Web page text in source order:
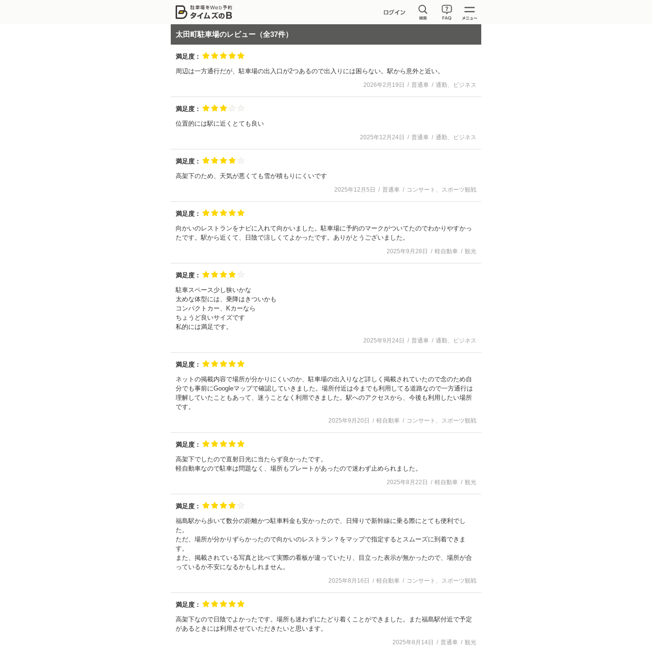
太田町駐車場のレビュー（全37件）
満足度：
周辺は一方通行だが、駐車場の出入口が2つあるので出入りには困らない。駅から意外と近い。
2026年2月19日 普通車 通勤、ビジネス
満足度：
位置的には駅に近くとても良い
2025年12月24日 普通車 通勤、ビジネス
満足度：
高架下のため、天気が悪くても雪が積もりにくいです
2025年12月5日 普通車 コンサート、スポーツ観戦
満足度：
向かいのレストランをナビに入れて向かいました。駐車場に予約のマークがついてたのでわかりやすかっ
たです。駅から近くて、日陰で涼しくてよかったです。ありがとうございました。
2025年9月28日 軽自動車 観光
満足度：
駐車スペース少し狭いかな
太めな体型には、乗降はきついかも
コンパクトカー、Kカーなら
ちょうど良いサイズです
私的には満足です。
2025年9月24日 普通車 通勤、ビジネス
満足度：
ネットの掲載内容で場所が分かりにくいのか、駐車場の出入りなど詳しく掲載されていたので念のため自
分でも事前にGoogleマップで確認していきました。場所付近は今までも利用してる道路なので一方通行は
理解していたこともあって、迷うことなく利用できました。駅へのアクセスから、今後も利用したい場所
です。
2025年9月20日 軽自動車 コンサート、スポーツ観戦
満足度：
高架下でしたので直射日光に当たらず良かったです。
軽自動車なので駐車は問題なく、場所もプレートがあったので迷わず止められました。
2025年8月22日 軽自動車 観光
満足度：
福島駅から歩いて数分の距離かつ駐車料金も安かったので、日帰りで新幹線に乗る際にとても便利でし
た。
ただ、場所が分かりずらかったので向かいのレストラン？をマップで指定するとスムーズに到着できま
す。
また、掲載されている写真と比べて実際の看板が違っていたり、目立った表示が無かったので、場所が合
っているか不安になるかもしれません。
2025年8月16日 軽自動車 コンサート、スポーツ観戦
満足度：
高架下なので日陰でよかったです。場所も迷わずにたどり着くことができました。また福島駅付近で予定
があるときには利用させていただきたいと思います。
2025年8月14日 普通車 観光